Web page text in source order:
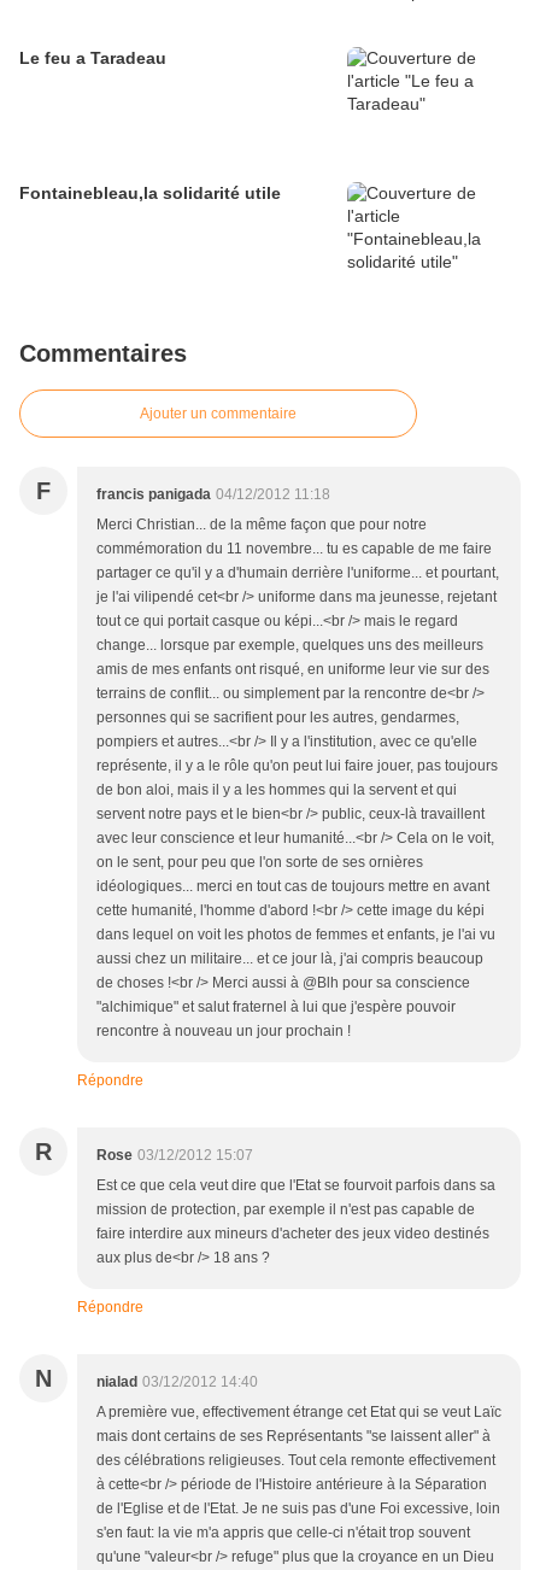
Le feu a Taradeau
Fontainebleau,la solidarité utile
Commentaires
Ajouter un commentaire
F francis panigada 04/12/2012 11:18
Merci Christian... de la même façon que pour notre
commémoration du 11 novembre... tu es capable de me faire
partager ce qu'il y a d'humain derrière l'uniforme... et pourtant,
je l'ai vilipendé cet<br /> uniforme dans ma jeunesse, rejetant
tout ce qui portait casque ou képi...<br /> mais le regard
change... lorsque par exemple, quelques uns des meilleurs
amis de mes enfants ont risqué, en uniforme leur vie sur des
terrains de conflit... ou simplement par la rencontre de<br />
personnes qui se sacrifient pour les autres, gendarmes,
pompiers et autres...<br /> Il y a l'institution, avec ce qu'elle
représente, il y a le rôle qu'on peut lui faire jouer, pas toujours
de bon aloi, mais il y a les hommes qui la servent et qui
servent notre pays et le bien<br /> public, ceux-là travaillent
avec leur conscience et leur humanité...<br /> Cela on le voit,
on le sent, pour peu que l'on sorte de ses ornières
idéologiques... merci en tout cas de toujours mettre en avant
cette humanité, l'homme d'abord !<br /> cette image du képi
dans lequel on voit les photos de femmes et enfants, je l'ai vu
aussi chez un militaire... et ce jour là, j'ai compris beaucoup
de choses !<br /> Merci aussi à @Blh pour sa conscience
"alchimique" et salut fraternel à lui que j'espère pouvoir
rencontre à nouveau un jour prochain !
Répondre
R Rose 03/12/2012 15:07
Est ce que cela veut dire que l'Etat se fourvoit parfois dans sa
mission de protection, par exemple il n'est pas capable de
faire interdire aux mineurs d'acheter des jeux video destinés
aux plus de<br /> 18 ans ?
Répondre
N nialad 03/12/2012 14:40
A première vue, effectivement étrange cet Etat qui se veut Laïc
mais dont certains de ses Représentants "se laissent aller" à
des célébrations religieuses. Tout cela remonte effectivement
à cette<br /> période de l'Histoire antérieure à la Séparation
de l'Eglise et de l'Etat. Je ne suis pas d'une Foi excessive, loin
s'en faut: la vie m'a appris que celle-ci n'était trop souvent
qu'une "valeur<br /> refuge" plus que la croyance en un Dieu